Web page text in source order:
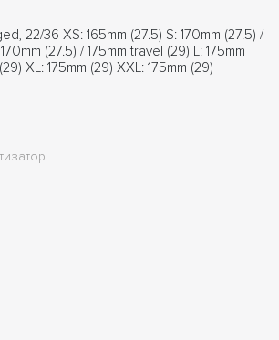
22/36 XS: 165mm (27.5) S: 170mm (27.5) /
(27.5) / 175mm travel (29) L: 175mm
XL: 175mm (29) XXL: 175mm (29)